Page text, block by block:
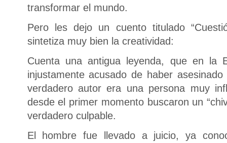
transformar el mundo.
Pero les dejo un cuento titulado
sintetiza muy bien la creatividad:
Cuenta una antigua leyenda, que en la
injustamente acusado de haber
verdadero autor era una persona muy
desde el primer momento buscaron un
verdadero culpable.
El hombre fue llevado a juicio, ya